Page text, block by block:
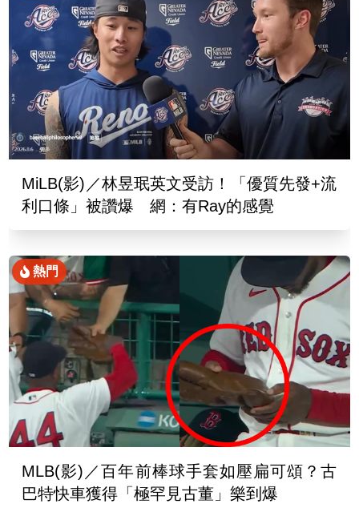
MiLB(影)／林昱珉英文受訪！「優質先發+流
利口條」被讚爆 網：有Ray的感覺
熱門
MLB(影)／百年前棒球手套如壓扁可頌？古
巴特快車獲得「極罕見古董」樂到爆